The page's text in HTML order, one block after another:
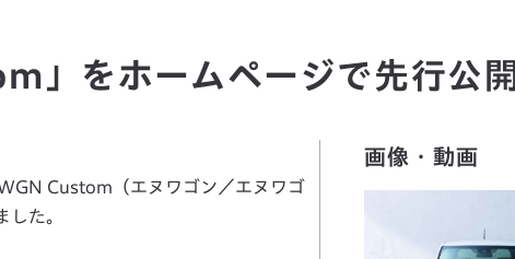
をホームページで先行公開
Custom（エヌワゴン／エヌワゴ
た。
画像・動画